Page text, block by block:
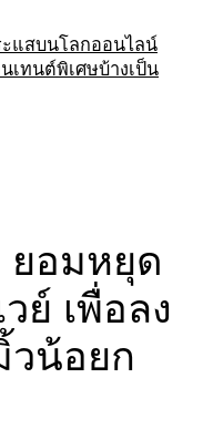
ะแสบนโลกออนไลน์
เทนต์พิเศษบ้างเป็น
ยอมหยุด
ย์ เพื่อลง
วน้อยก